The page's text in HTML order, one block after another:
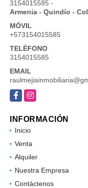
3154015585 -
Armenia - Quindío -
MÓVIL
+573154015585
TELÉFONO
3154015585
EMAIL
FacebookInstagram
INFORMACIÓN
Inicio
Venta
Alquiler
Nuestra Empresa
Contáctenos